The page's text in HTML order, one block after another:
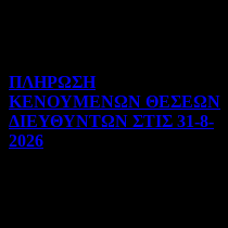
ΠΛΗΡΩΣΗ
ΚΕΝΟΥΜΕΝΩΝ ΘΕΣΕΩΝ
ΔΙΕΥΘΥΝΤΩΝ ΣΤΙΣ 31-8-
2026